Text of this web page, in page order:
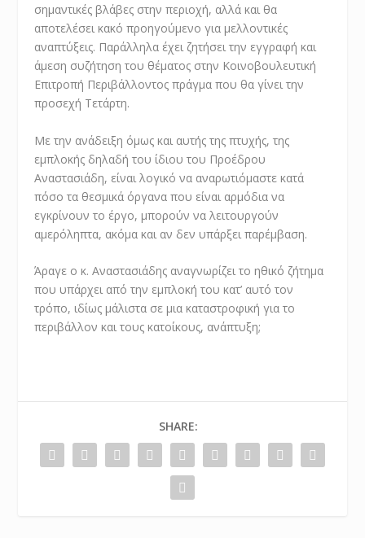
σημαντικές βλάβες στην περιοχή, αλλά και θα
αποτελέσει κακό προηγούμενο για μελλοντικές
αναπτύξεις. Παράλληλα έχει ζητήσει την εγγραφή και
άμεση συζήτηση του θέματος στην Κοινοβουλευτική
Επιτροπή Περιβάλλοντος πράγμα που θα γίνει την
προσεχή Τετάρτη.
Με την ανάδειξη όμως και αυτής της πτυχής, της
εμπλοκής δηλαδή του ίδιου του Προέδρου
Αναστασιάδη, είναι λογικό να αναρωτιόμαστε κατά
πόσο τα θεσμικά όργανα που είναι αρμόδια να
εγκρίνουν το έργο, μπορούν να λειτουργούν
αμερόληπτα, ακόμα και αν δεν υπάρξει παρέμβαση.
Άραγε ο κ. Αναστασιάδης αναγνωρίζει το ηθικό ζήτημα
που υπάρχει από την εμπλοκή του κατ’ αυτό τον
τρόπο, ιδίως μάλιστα σε μια καταστροφική για το
περιβάλλον και τους κατοίκους, ανάπτυξη;
SHARE: